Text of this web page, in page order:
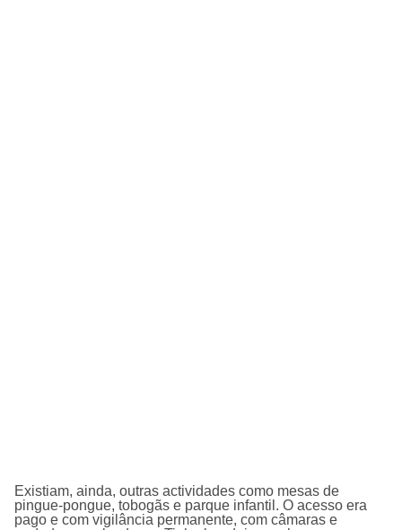
Existiam, ainda, outras actividades como mesas de
pingue-pongue, tobogãs e parque infantil. O acesso era
pago e com vigilância permanente, com câmaras e